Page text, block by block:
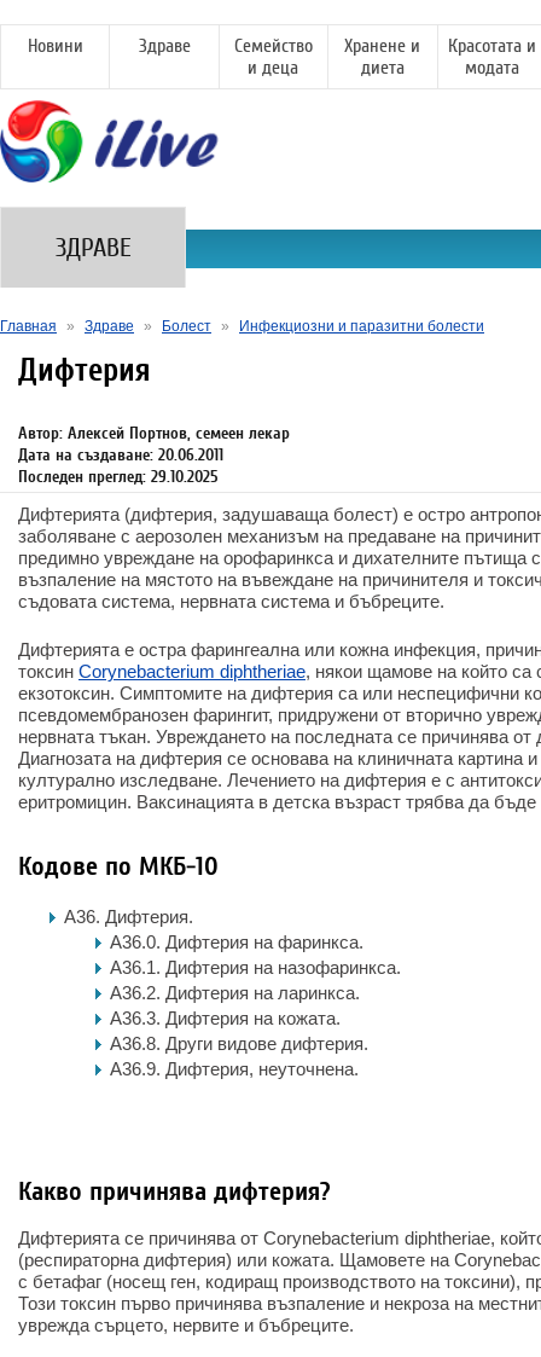
Новини Здраве
Семейство
и деца
Хранене и
диета
Красотата и
модата
ЗДРАВЕ
Главная » Здраве » Болест » Инфекциозни и паразитни болести
Дифтерия
Автор: Алексей Портнов, семеен лекар
Дата на създаване: 20.06.2011
Последен преглед: 29.10.2025
Дифтерията (дифтерия, задушаваща болест) е остро
заболяване с аерозолен механизъм на предаване на
предимно увреждане на орофаринкса и дихателните пътища
възпаление на мястото на въвеждане на причинителя и
съдовата система, нервната система и бъбреците.
Дифтерията е остра фарингеална или кожна инфекция,
токсин Corynebacterium diphtheriae, някои щамове на който са
екзотоксин. Симптомите на дифтерия са или неспецифични
псевдомембранозен фарингит, придружени от вторично
нервната тъкан. Увреждането на последната се причинява от
Диагнозата на дифтерия се основава на клиничната картина
културално изследване. Лечението на дифтерия е с
еритромицин. Ваксинацията в детска възраст трябва да бъде
Кодове по МКБ-10
А36. Дифтерия.
A36.0. Дифтерия на фаринкса.
A36.1. Дифтерия на назофаринкса.
A36.2. Дифтерия на ларинкса.
A36.3. Дифтерия на кожата.
A36.8. Други видове дифтерия.
A36.9. Дифтерия, неуточнена.
Какво причинява дифтерия?
Дифтерията се причинява от Corynebacterium diphtheriae,
(респираторна дифтерия) или кожата. Щамовете на
с бетафаг (носещ ген, кодиращ производството на токсини),
Този токсин първо причинява възпаление и некроза на
уврежда сърцето, нервите и бъбреците.